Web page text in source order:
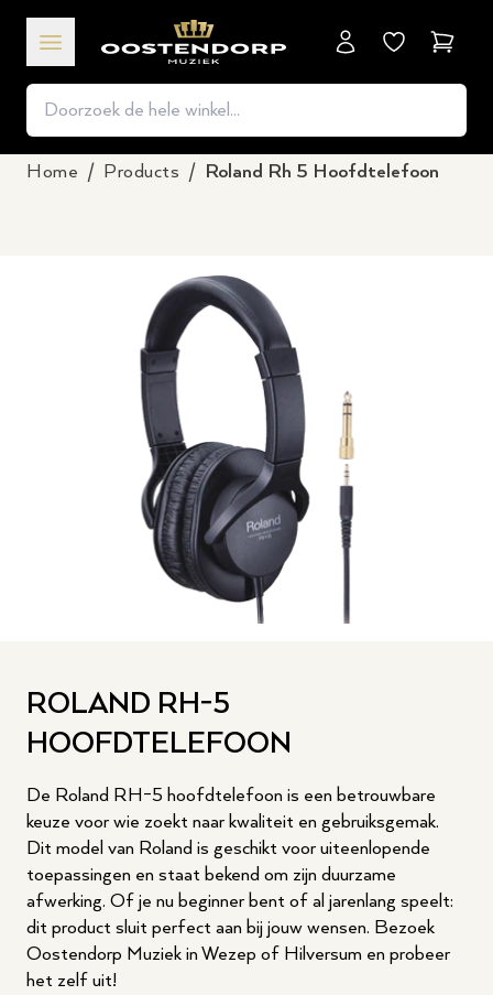
Home / Products / Roland Rh 5 Hoofdtelefoon
ROLAND RH-5
HOOFDTELEFOON
De Roland RH-5 hoofdtelefoon is een betrouwbare
keuze voor wie zoekt naar kwaliteit en gebruiksgemak.
Dit model van Roland is geschikt voor uiteenlopende
toepassingen en staat bekend om zijn duurzame
afwerking. Of je nu beginner bent of al jarenlang speelt:
dit product sluit perfect aan bij jouw wensen. Bezoek
Oostendorp Muziek in Wezep of Hilversum en probeer
het zelf uit!